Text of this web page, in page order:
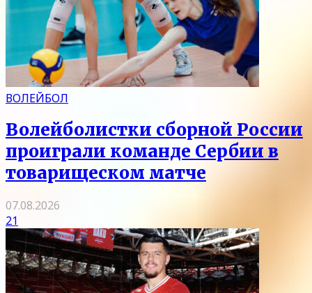
ВОЛЕЙБОЛ
Волейболистки сборной России
проиграли команде Сербии в
товарищеском матче
07.08.2026
21